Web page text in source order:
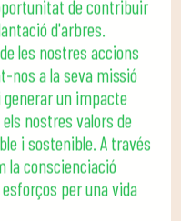
d'arbres.
les nostres accions
nos a la seva missió
un impacte
nostres valors de
i sostenible. A través
la conscienciació
per una vida